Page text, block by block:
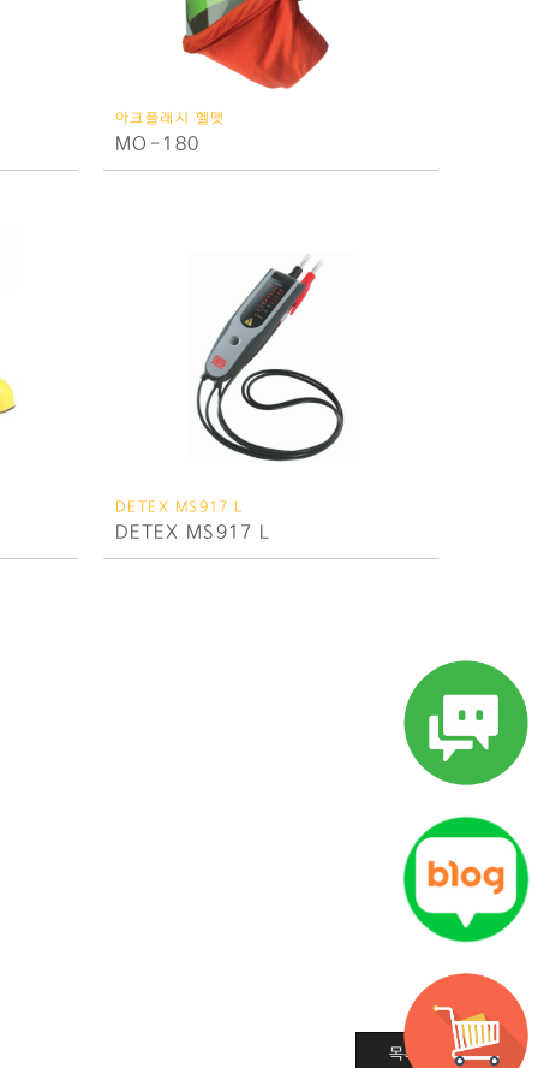
아크플래시 헬맷
MO-180
DETEX MS917 L
DETEX MS917 L
목록